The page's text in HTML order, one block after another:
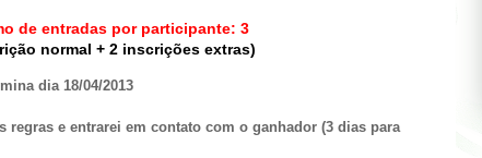
de entradas por participante: 3
normal + 2 inscrições extras)
dia 18/04/2013
regras e entrarei em contato com o ganhador (3 dias para